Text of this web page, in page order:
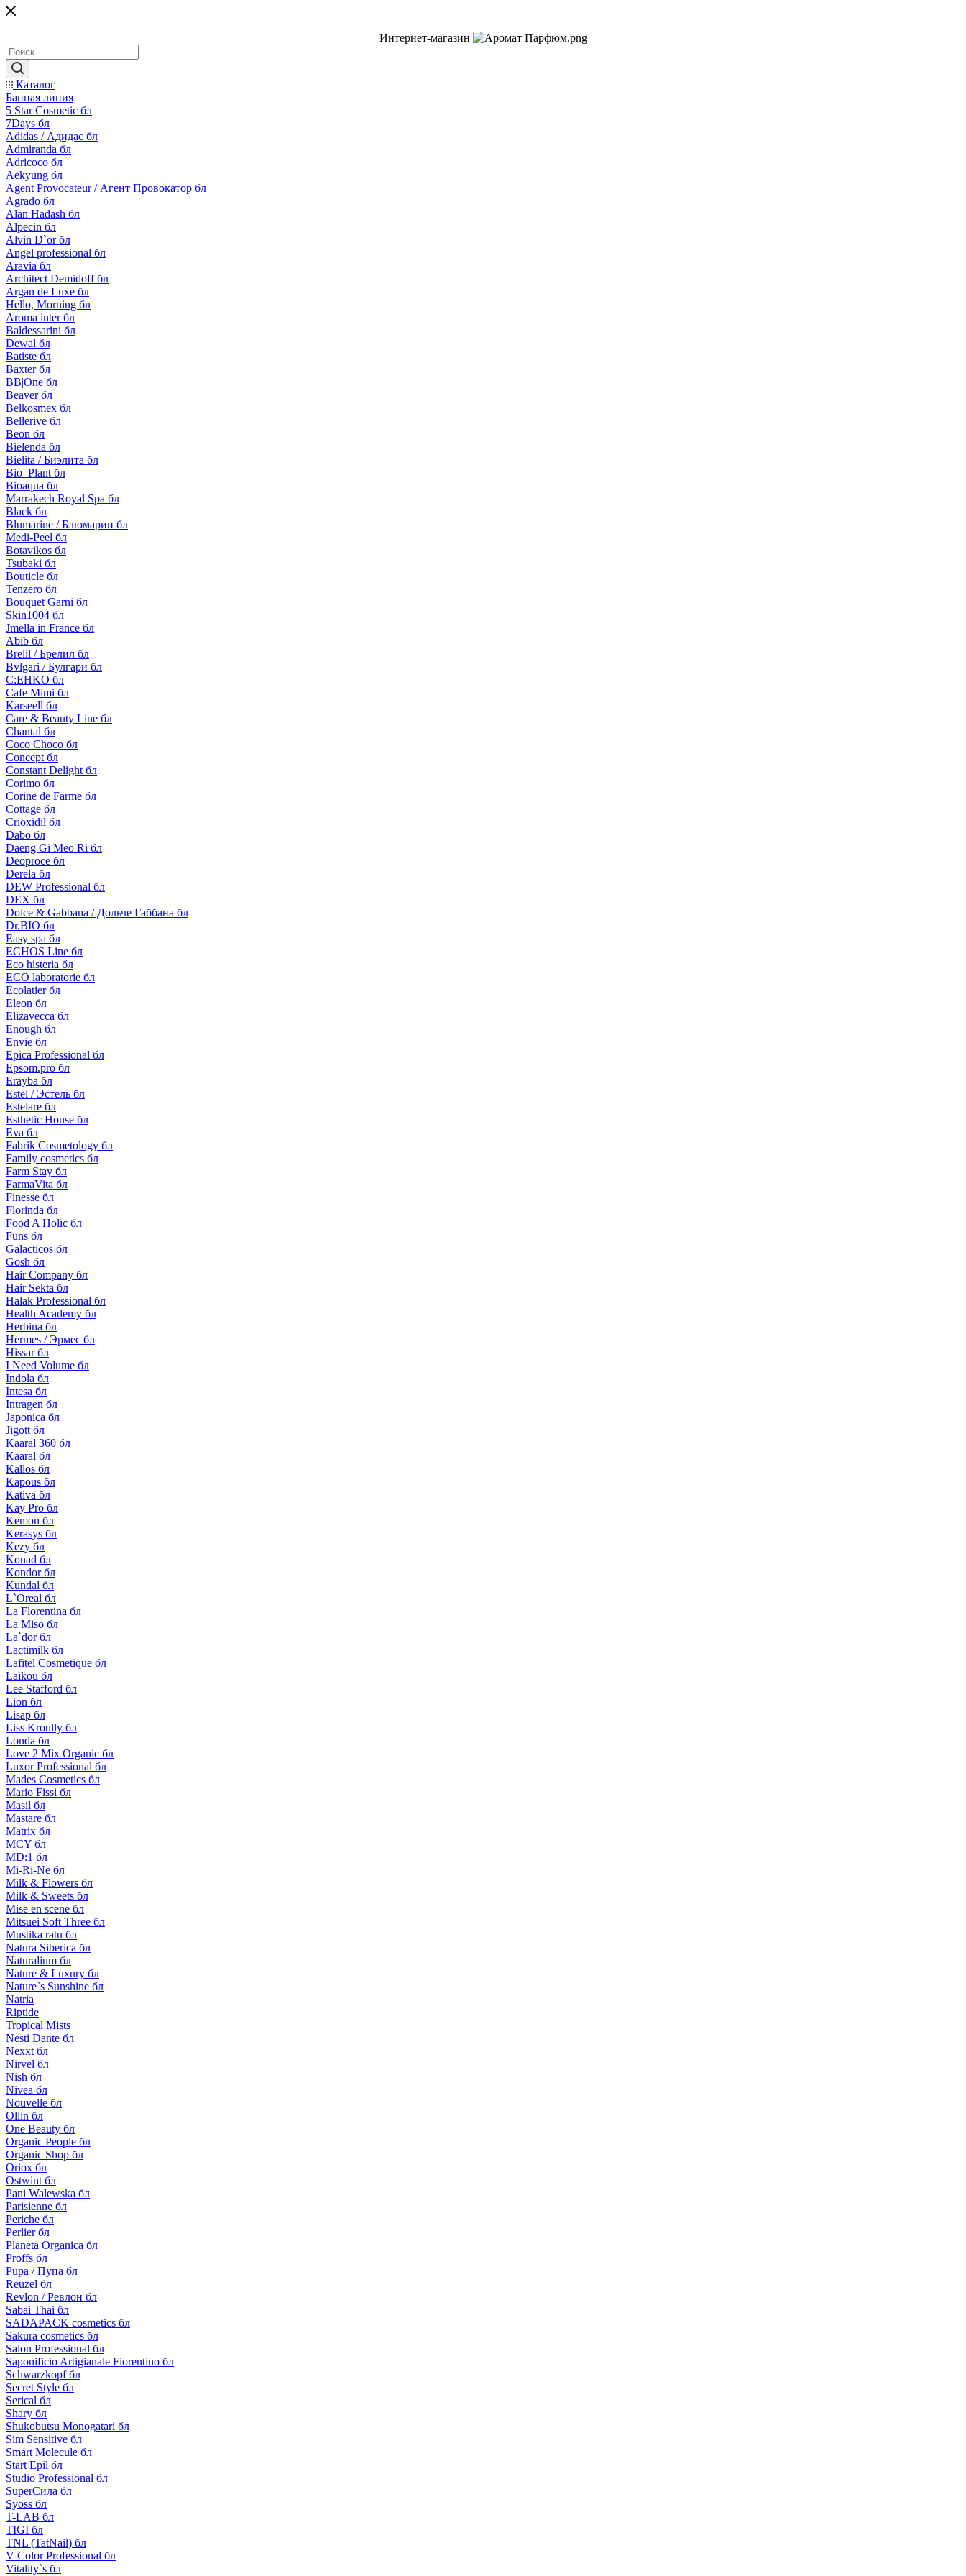
Интернет-магазин
Каталог
Банная линия
5 Star Cosmetic бл
7Days бл
Adidas / Адидас бл
Admiranda бл
Adricoco бл
Aekyung бл
Agent Provocateur / Агент Провокатор бл
Agrado бл
Alan Hadash бл
Alpecin бл
Alvin D`or бл
Angel professional бл
Aravia бл
Architect Demidoff бл
Argan de Luxe бл
Hello, Morning бл
Aroma inter бл
Baldessarini бл
Dewal бл
Batiste бл
Baxter бл
BB|One бл
Beaver бл
Belkosmex бл
Bellerive бл
Beon бл
Bielenda бл
Bielita / Биэлита бл
Bio_Plant бл
Bioaqua бл
Marrakech Royal Spa бл
Black бл
Blumarine / Блюмарин бл
Medi-Peel бл
Botavikos бл
Tsubaki бл
Bouticle бл
Tenzero бл
Bouquet Garni бл
Skin1004 бл
Jmella in France бл
Abib бл
Brelil / Брелил бл
Bvlgari / Булгари бл
C:EHKO бл
Cafe Mimi бл
Karseell бл
Care & Beauty Line бл
Chantal бл
Coco Choco бл
Concept бл
Constant Delight бл
Corimo бл
Corine de Farme бл
Cottage бл
Crioxidil бл
Dabo бл
Daeng Gi Meo Ri бл
Deoproce бл
Derela бл
DEW Professional бл
DEX бл
Dolce & Gabbana / Дольче Габбана бл
Dr.BIO бл
Easy spa бл
ECHOS Line бл
Eco histeria бл
ECO laboratorie бл
Ecolatier бл
Eleon бл
Elizavecca бл
Enough бл
Envie бл
Epica Professional бл
Epsom.pro бл
Erayba бл
Estel / Эстель бл
Estelare бл
Esthetic House бл
Eva бл
Fabrik Cosmetology бл
Family cosmetics бл
Farm Stay бл
FarmaVita бл
Finesse бл
Florinda бл
Food A Holic бл
Funs бл
Galacticos бл
Gosh бл
Hair Company бл
Hair Sekta бл
Halak Professional бл
Health Academy бл
Herbina бл
Hermes / Эрмес бл
Hissar бл
I Need Volume бл
Indola бл
Intesa бл
Intragen бл
Japonica бл
Jigott бл
Kaaral 360 бл
Kaaral бл
Kallos бл
Kapous бл
Kativa бл
Kay Pro бл
Kemon бл
Kerasys бл
Kezy бл
Konad бл
Kondor бл
Kundal бл
L`Oreal бл
La Florentina бл
La Miso бл
La`dor бл
Lactimilk бл
Lafitel Cosmetique бл
Laikou бл
Lee Stafford бл
Lion бл
Lisap бл
Liss Kroully бл
Londa бл
Love 2 Mix Organic бл
Luxor Professional бл
Mades Cosmetics бл
Mario Fissi бл
Masil бл
Mastare бл
Matrix бл
MCY бл
MD:1 бл
Mi-Ri-Ne бл
Milk & Flowers бл
Milk & Sweets бл
Mise en scene бл
Mitsuei Soft Three бл
Mustika ratu бл
Natura Siberica бл
Naturalium бл
Nature & Luxury бл
Nature`s Sunshine бл
Natria
Riptide
Tropical Mists
Nesti Dante бл
Nexxt бл
Nirvel бл
Nish бл
Nivea бл
Nouvelle бл
Ollin бл
One Beauty бл
Organic People бл
Organic Shop бл
Oriox бл
Ostwint бл
Pani Walewska бл
Parisienne бл
Periche бл
Perlier бл
Planeta Organica бл
Proffs бл
Pupa / Пупа бл
Reuzel бл
Revlon / Ревлон бл
Sabai Thai бл
SADAPACK cosmetics бл
Sakura cosmetics бл
Salon Professional бл
Saponificio Artigianale Fiorentino бл
Schwarzkopf бл
Secret Style бл
Serical бл
Shary бл
Shukobutsu Monogatari бл
Sim Sensitive бл
Smart Molecule бл
Start Epil бл
Studio Professional бл
SuperСила бл
Syoss бл
T-LAB бл
TIGI бл
TNL (TatNail) бл
V-Color Professional бл
Vitality`s бл